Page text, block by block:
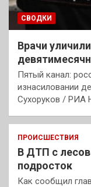
СВОДКИ
Врачи
Пятый канал:
изнасиловании
Сухоруков / РИА
ПРОИСШЕСТВИЯ
В ДТП с
подросток
Как сообщил